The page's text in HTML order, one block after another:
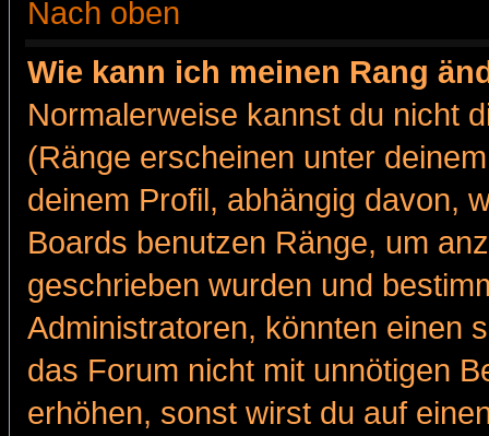
Nach oben
Wie kann ich meinen Rang
Normalerweise kannst du nicht
(Ränge erscheinen unter
deinem Profil, abhängig davon,
Boards benutzen Ränge, um
geschrieben wurden und
Administratoren, könnten einen
das Forum nicht mit unnötigen
erhöhen, sonst wirst du auf